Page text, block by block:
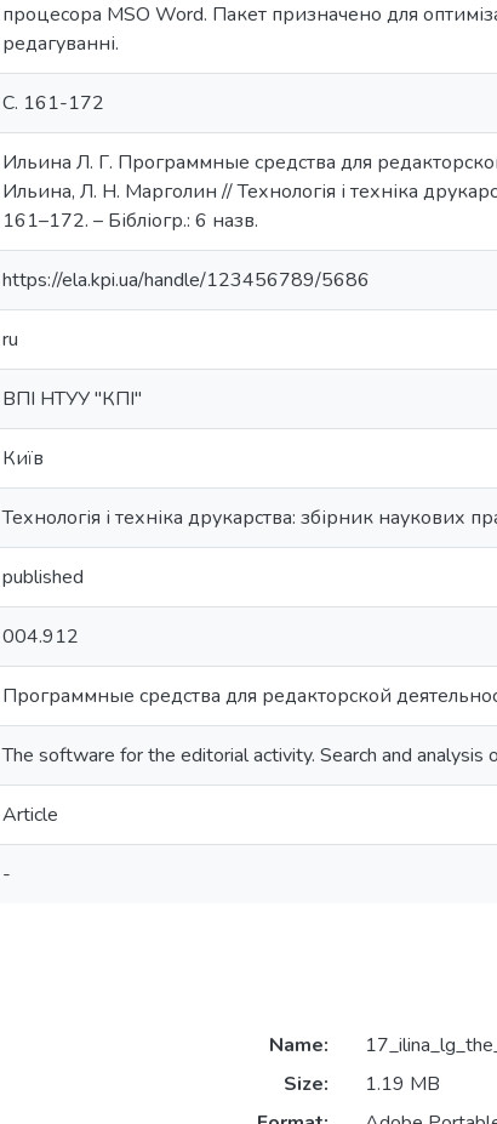
процесора MSO Word. Пакет призначено для
редагуванні.
С. 161-172
Ильина Л. Г. Программные средства для
Ильина, Л. Н. Марголин // Технологія і техніка
161–172. – Бібліогр.: 6 назв.
https://ela.kpi.ua/handle/123456789/5686
ru
ВПІ НТУУ "КПІ"
Київ
Технологія і техніка друкарства: збірник наукових
published
004.912
Программные средства для редакторской
The software for the editorial activity. Search and
Article
-
Name:
Size:
1.19 MB